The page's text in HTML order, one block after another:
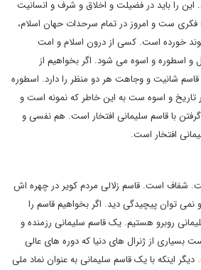
این را باید در فضیلت و اخلاق و شرف و انسانیت
ست و امروز در تمام سرحدات حهان اسلام،
خورده است. کسی از درون اسلام و امت
و اسطوره و اسوه می شود. اگر بخواهیم از
شانیت و وجاهت هر دو منظر را دارد. اسطوره
و اسوه ست به این خاطر که نمونه است و
با قاسم سلیمانی افتخار است. هم نفسی و
افتخار است.
شفاف است. قاسم زلالی مردم کویر در چهره اش
توان پیچیدگی دید. اگر بخواهیم قاسم را
روبرو هستیم. یک قاسم سلیمانی رزمنده و
بسیاری از ژنرال های دنیا که دوره های عالی
اینکه با یک قاسم سلیمانی به عنوان نماد ملی